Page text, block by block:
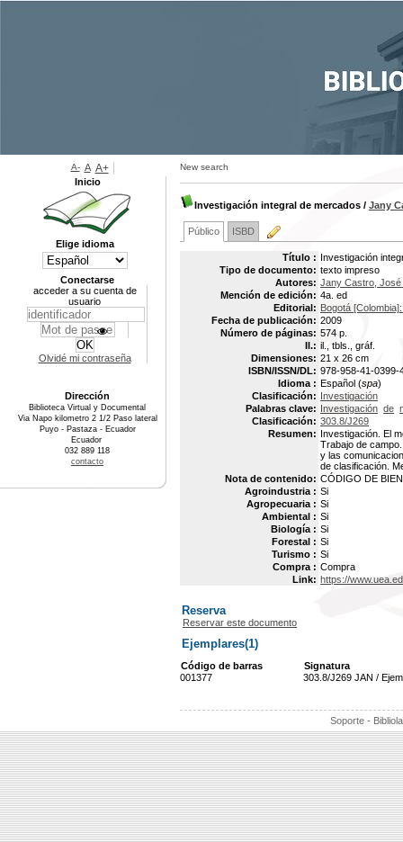
New search
Investigación integral de mercados / Jany
Público ISBD
Título : Investigación
Tipo de documento: texto impreso
Autores: Jany Castro, José
Mención de edición: 4a. ed
Editorial: Bogotá
Fecha de publicación: 2009
Número de páginas: 574 p.
Il.: il., tbls., gráf.
Dimensiones: 21 x 26 cm
ISBN/ISSN/DL: 978-958-41-0399-
Idioma : Español (spa)
Clasificación: Investigación
Palabras clave: Investigación de
Clasificación: 303.8/J269
Resumen: Investigación. El
Trabajo de
y las
de clasificación.
Nota de contenido: CÓDIGO DE
Agroindustria : Si
Agropecuaria : Si
Ambiental : Si
Biología : Si
Forestal : Si
Turismo : Si
Compra : Compra
Link: https://
Reserva
Reservar este documento
Ejemplares(1)
Código de barras
Signatura
001377
303.8/J269 JAN /
Soporte -
A- A A+
Inicio
Elige idioma
Conectarse
acceder a su cuenta de
usuario
Olvidé mi contraseña
Dirección
Biblioteca Virtual y Documental
Via Napo kilometro 2 1/2 Paso lateral
Puyo - Pastaza - Ecuador
Ecuador
032 889 118
contacto